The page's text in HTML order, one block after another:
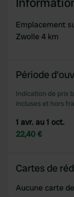
Emplacement
Zwolle 4 km
Période
Indication de prix
incluses et hors
1 avr. au 1 oct.
22,40 €
Cartes de
Aucune carte